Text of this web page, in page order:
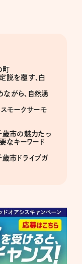
町
説を覆す、白
がら、自然湧
モークサーモ
歳市の魅力たっ
なキーワード
歳市ドライブガ